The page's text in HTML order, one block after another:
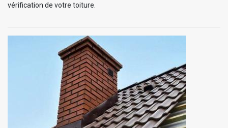
vérification de votre toiture.